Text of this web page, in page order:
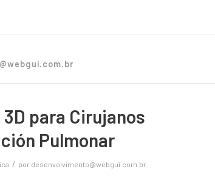
para Cirujanos
Pulmonar
/ por desenvolvimento@webgui.com.br